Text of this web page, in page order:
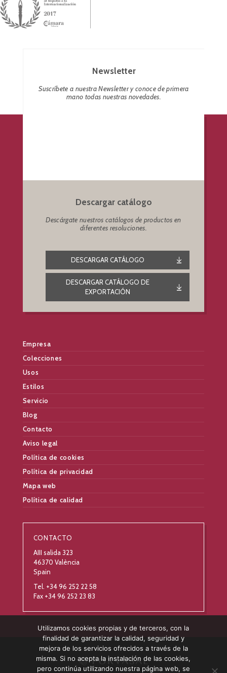
Newsletter
Suscríbete a nuestra Newsletter y conoce de primera
mano todas nuestras novedades.
Descargar catálogo
Descárgate nuestros catálogos de productos en
diferentes resoluciones.
DESCARGAR CATÁLOGO
DESCARGAR CATÁLOGO DE
EXPORTACIÓN
Empresa
Colecciones
Usos
Estilos
Servicio
Blog
Contacto
Aviso legal
Política de cookies
Política de privacidad
Mapa web
Política de calidad
CONTACTO
AIII salida 323
46370 València
Spain
Tel. +34 96 252 22 58
Fax +34 96 252 23 83
Utilizamos cookies propias y de terceros, con la
finalidad de garantizar la calidad, seguridad y
mejora de los servicios ofrecidos a través de la
misma. Si no acepta la instalación de las cookies,
pero continúa utilizando nuestra página web, se